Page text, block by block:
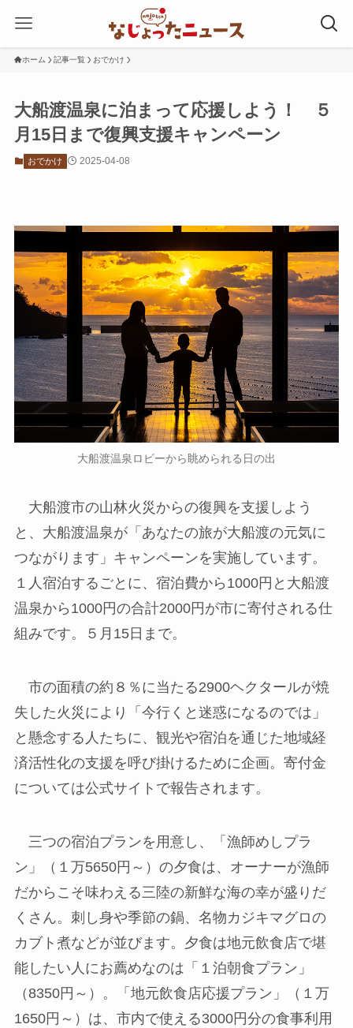
ホーム 記事一覧 おでかけ
大船渡温泉に泊まって応援しよう！ ５
月15日まで復興支援キャンペーン
おでかけ 2025-04-08
大船渡温泉ロビーから眺められる日の出
大船渡市の山林火災からの復興を支援しよう
と、大船渡温泉が「あなたの旅が大船渡の元気に
つながります」キャンペーンを実施しています。
１人宿泊するごとに、宿泊費から1000円と大船渡
温泉から1000円の合計2000円が市に寄付される仕
組みです。５月15日まで。
市の面積の約８％に当たる2900ヘクタールが焼
失した火災により「今行くと迷惑になるのでは」
と懸念する人たちに、観光や宿泊を通じた地域経
済活性化の支援を呼び掛けるために企画。寄付金
については公式サイトで報告されます。
三つの宿泊プランを用意し、「漁師めしプラ
ン」（１万5650円～）の夕食は、オーナーが漁師
だからこそ味わえる三陸の新鮮な海の幸が盛りだ
くさん。刺し身や季節の鍋、名物カジキマグロの
カブト煮などが並びます。夕食は地元飲食店で堪
能したい人にお薦めなのは「１泊朝食プラン」
（8350円～）。「地元飲食店応援プラン」（１万
1650円～）は、市内で使える3000円分の食事利用